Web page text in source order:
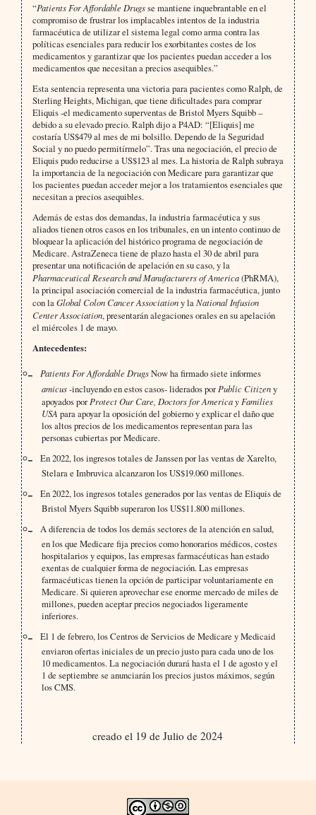
“Patients For Affordable Drugsse mantiene inquebrantable en el
compromiso de frustrar los implacables intentos de la industria
farmacéutica de utilizar el sistema legal como arma contra las
políticas esenciales para reducir los exorbitantes costes de los
medicamentos y garantizar que los pacientes puedan acceder a los
medicamentos que necesitan a precios asequibles.”
Esta sentencia representa una victoria para pacientes como Ralph, de
Sterling Heights, Michigan, que tiene dificultades para comprar
Eliquis -el medicamento superventas de Bristol Myers Squibb –
debido a su elevado precio. Ralph dijo a P4AD: “[Eliquis] me
costaría US$479 al mes de mi bolsillo. Dependo de la Seguridad
Social y no puedo permitírmelo”. Tras una negociación, el precio de
Eliquis pudo reducirse a US$123 al mes. La historia de Ralph subraya
la importancia de la negociación con Medicare para garantizar que
los pacientes puedan acceder mejor a los tratamientos esenciales que
necesitan a precios asequibles.
Además de estas dos demandas, la industria farmacéutica y sus
aliados tienen otros casos en los tribunales, en un intento continuo de
bloquear la aplicación del histórico programa de negociación de
Medicare. AstraZeneca tiene de plazo hasta el 30 de abril para
presentar una notificación de apelación en su caso, y la
Pharmaceutical Research and Manufacturers of America(PhRMA),
la principal asociación comercial de la industria farmacéutica, junto
con laGlobal Colon Cancer Associationy laNational Infusion
Center Association, presentarán alegaciones orales en su apelación
el miércoles 1 de mayo.
Antecedentes:
Patients For Affordable DrugsNow ha firmado siete informes
amicus-incluyendo en estos casos- liderados porPublic Citizeny
apoyados porProtect Our Care, Doctors for America y Families
USA para apoyar la oposición del gobierno y explicar el daño que
los altos precios de los medicamentos representan para las
personas cubiertas por Medicare.
En 2022, los ingresos totales de Janssen por las ventas de Xarelto,
Stelara e Imbruvica alcanzaron los US$19.060 millones.
En 2022, los ingresos totales generados por las ventas de Eliquis de
Bristol Myers Squibb superaron los US$11.800 millones.
A diferencia de todos los demás sectores de la atención en salud,
en los que Medicare fija precios como honorarios médicos, costes
hospitalarios y equipos, las empresas farmacéuticas han estado
exentas de cualquier forma de negociación. Las empresas
farmacéuticas tienen la opción de participar voluntariamente en
Medicare. Si quieren aprovechar ese enorme mercado de miles de
millones, pueden aceptar precios negociados ligeramente
inferiores.
El 1 de febrero, los Centros de Servicios de Medicare y Medicaid
enviaron ofertas iniciales de un precio justo para cada uno de los
10 medicamentos. La negociación durará hasta el 1 de agosto y el
1 de septiembre se anunciarán los precios justos máximos, según
los CMS.
creado el 19 de Julio de 2024